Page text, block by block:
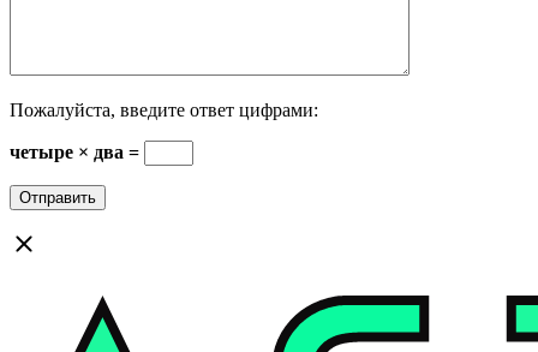
Пожалуйста, введите ответ цифрами:
четыре × два =